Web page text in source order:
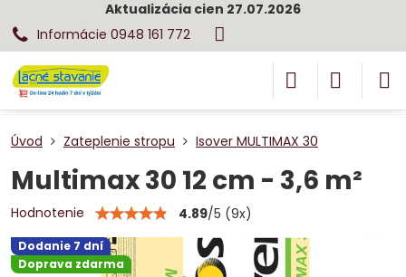
Aktualizácia cien 27.07.2026
Informácie 0948 161 772
Dodanie 7 dní
Doprava zdarma
Úvod Zateplenie stropu Isover MULTIMAX 30
Multimax 30 12 cm - 3,6 m²
Hodnotenie 4.89/5 (9x)